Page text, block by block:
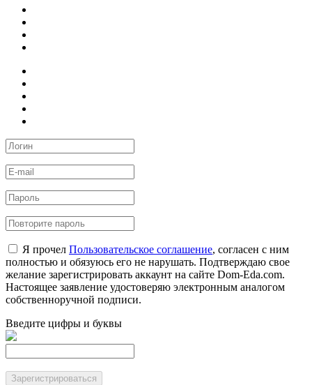
Я прочел Пользовательское соглашение, согласен с ним
полностью и обязуюсь его не нарушать. Подтверждаю свое
желание зарегистрировать аккаунт на сайте Dom-Eda.com.
Настоящее заявление удостоверяю электронным аналогом
собственноручной подписи.
Введите цифры и буквы
Зарегистрироваться